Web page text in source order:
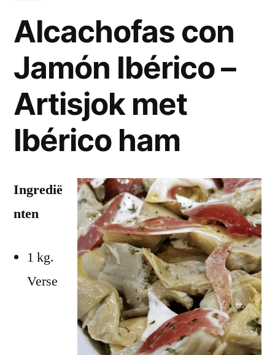
Alcachofas con
Jamón Ibérico –
Artisjok met
Ibérico ham
Ingredië
nten
1 kg.
Verse